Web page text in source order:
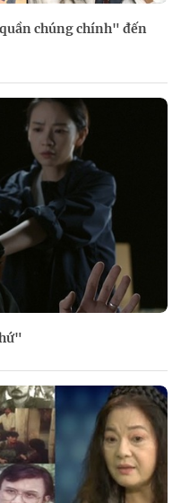
chúng chính" đến